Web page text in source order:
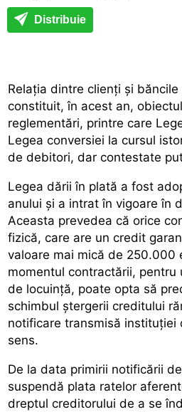
Distribuie
Relația dintre clienți și băncile
constituit, în acest an,
reglementări, printre care
Legea conversiei la cursul
de debitori, dar contestate
Legea dării în plată a fost
anului și a intrat în vigoare în
Aceasta prevedea că orice
fizică, care are un credit
valoare mai mică de 250.000
momentul contractării, pentru
de locuință, poate opta să
schimbul ștergerii creditului
notificare transmisă instituției
sens.
De la data primirii notificării
suspendă plata ratelor
dreptul creditorului de a se